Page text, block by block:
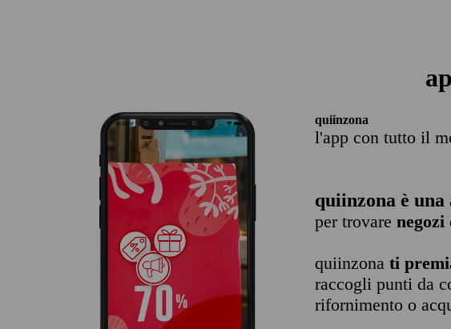
quiinzona
l'app con tutto il
quiinzona è
per trovare negozi
quiinzona ti
raccogli punti da
rifornimento o